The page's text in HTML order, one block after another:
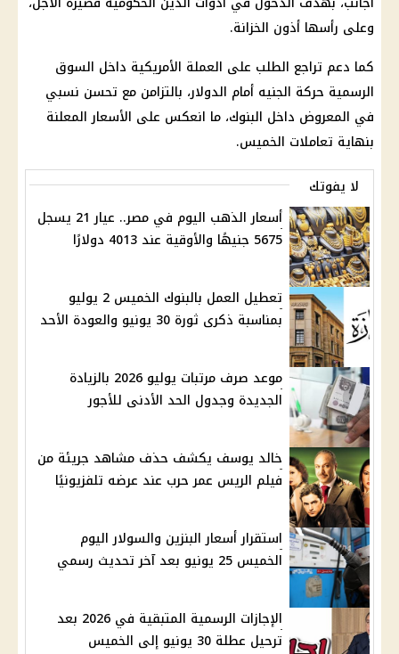
وعلى رأسها أذون الخزانة.
كما دعم تراجع الطلب على العملة الأمريكية داخل السوق
الرسمية حركة الجنيه أمام الدولار، بالتزامن مع تحسن نسبي
في المعروض داخل البنوك، ما انعكس على الأسعار المعلنة
بنهاية تعاملات الخميس.
لا يفوتك
أسعار الذهب اليوم في مصر.. عيار 21 يسجل
5675 جنيهًا والأوقية عند 4013 دولارًا
تعطيل العمل بالبنوك الخميس 2 يوليو
بمناسبة ذكرى ثورة 30 يونيو والعودة الأحد
موعد صرف مرتبات يوليو 2026 بالزيادة
الجديدة وجدول الحد الأدنى للأجور
خالد يوسف يكشف حذف مشاهد جريئة من
فيلم الريس عمر حرب عند عرضه تلفزيونيًا
استقرار أسعار البنزين والسولار اليوم
الخميس 25 يونيو بعد آخر تحديث رسمي
الإجازات الرسمية المتبقية في 2026 بعد
ترحيل عطلة 30 يونيو إلى الخميس